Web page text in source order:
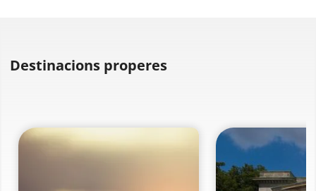
Destinacions properes